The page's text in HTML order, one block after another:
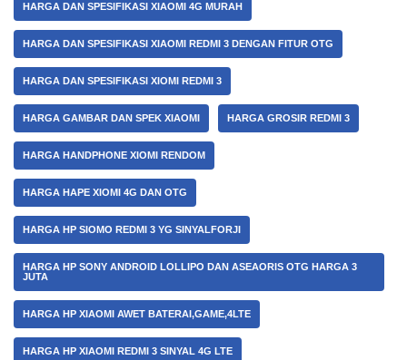
HARGA DAN SPESIFIKASI XIAOMI 4G MURAH
HARGA DAN SPESIFIKASI XIAOMI REDMI 3 DENGAN FITUR OTG
HARGA DAN SPESIFIKASI XIOMI REDMI 3
HARGA GAMBAR DAN SPEK XIAOMI HARGA GROSIR REDMI 3
HARGA HANDPHONE XIOMI RENDOM
HARGA HAPE XIOMI 4G DAN OTG
HARGA HP SIOMO REDMI 3 YG SINYALFORJI
HARGA HP SONY ANDROID LOLLIPO DAN ASEAORIS OTG HARGA 3
JUTA
HARGA HP XIAOMI AWET BATERAI,GAME,4LTE
HARGA HP XIAOMI REDMI 3 SINYAL 4G LTE